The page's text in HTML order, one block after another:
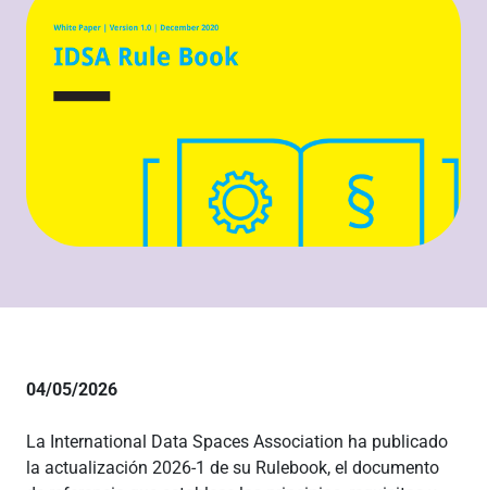
04/05/2026
La International Data Spaces Association ha publicado
la actualización 2026-1 de su Rulebook, el documento